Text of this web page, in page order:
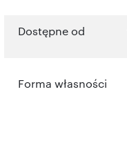
Dostępne od
Forma własności